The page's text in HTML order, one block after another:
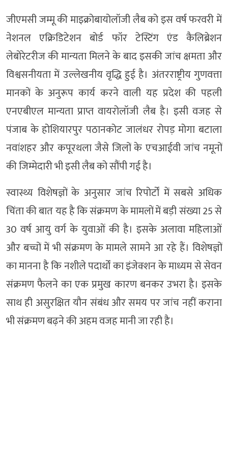
जीएमसी जम्मू की माइक्रोबायोलॉजी लैब को इस वर्ष फरवरी में
नेशनल एक्रिडिटेशन बोर्ड फॉर टेस्टिंग एंड कैलिब्रेशन
लेबोरेटरीज की मान्यता मिलने के बाद इसकी जांच क्षमता और
विश्वसनीयता में उल्लेखनीय वृद्धि हुई है। अंतरराष्ट्रीय गुणवत्ता
मानकों के अनुरूप कार्य करने वाली यह प्रदेश की पहली
एनएबीएल मान्यता प्राप्त वायरोलॉजी लैब है। इसी वजह से
पंजाब के होशियारपुर पठानकोट जालंधर रोपड़ मोगा बटाला
नवांशहर और कपूरथला जैसे जिलों के एचआईवी जांच नमूनों
की जिम्मेदारी भी इसी लैब को सौंपी गई है।
स्वास्थ्य विशेषज्ञों के अनुसार जांच रिपोर्टों में सबसे अधिक
चिंता की बात यह है कि संक्रमण के मामलों में बड़ी संख्या 25 से
30 वर्ष आयु वर्ग के युवाओं की है। इसके अलावा महिलाओं
और बच्चों में भी संक्रमण के मामले सामने आ रहे हैं। विशेषज्ञों
का मानना है कि नशीले पदार्थों का इंजेक्शन के माध्यम से सेवन
संक्रमण फैलने का एक प्रमुख कारण बनकर उभरा है। इसके
साथ ही असुरक्षित यौन संबंध और समय पर जांच नहीं कराना
भी संक्रमण बढ़ने की अहम वजह मानी जा रही है।